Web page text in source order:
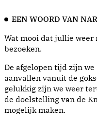
EEN WOORD VAN
Wat mooi dat jullie
bezoeken.
De afgelopen tijd zijn we
aanvallen vanuit de
gelukkig zijn we weer
de doelstelling van de
mogelijk maken.